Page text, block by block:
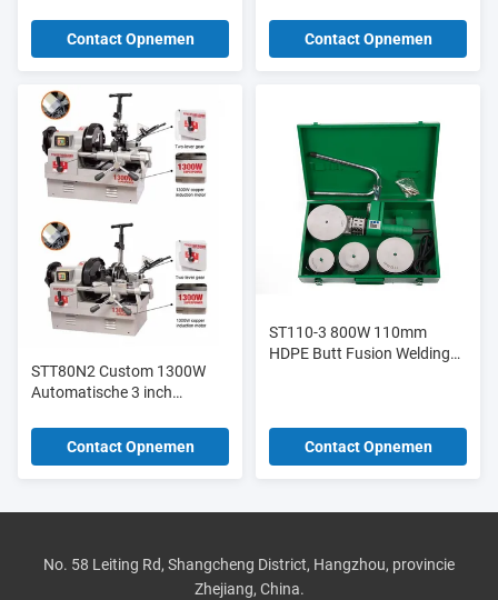
en M33
Contact Opnemen Contact Opnemen
STT80N2 Custom 1300W
Automatische 3 inch
pijptreader
Contact Opnemen
ST110-3 800W 110mm
HDPE Butt Fusion Welding
Contact Opnemen
No. 58 Leiting Rd, Shangcheng District, Hangzhou, provincie
Zhejiang, China.